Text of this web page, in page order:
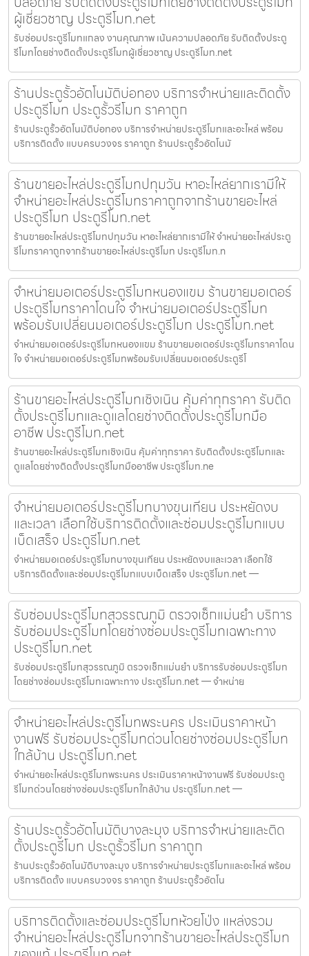
ผู้เชี่ยวชาญ ประตูรีโมท.net
รับซ่อมประตูรีโมทแกลง งานคุณภาพ เน้นความปลอดภัย รับติดตั้งประตู
รีโมทโดยช่างติดตั้งประตูรีโมทผู้เชี่ยวชาญ ประตูรีโมท.net
ร้านประตูรั้วอัตโนมัติบ่อทอง บริการจำหน่ายและติดตั้ง
ประตูรีโมท ประตูรั้วรีโมท ราคาถูก
ร้านประตูรั้วอัตโนมัติบ่อทอง บริการจำหน่ายประตูรีโมทและอะไหล่ พร้อม
บริการติดตั้ง แบบครบวงจร ราคาถูก ร้านประตูรั้วอัตโนมั
ร้านขายอะไหล่ประตูรีโมทปทุมวัน หาอะไหล่ยากเรามีให้
จำหน่ายอะไหล่ประตูรีโมทราคาถูกจากร้านขายอะไหล่
ประตูรีโมท ประตูรีโมท.net
ร้านขายอะไหล่ประตูรีโมทปทุมวัน หาอะไหล่ยากเรามีให้ จำหน่ายอะไหล่ประตู
รีโมทราคาถูกจากร้านขายอะไหล่ประตูรีโมท ประตูรีโมท.n
จำหน่ายมอเตอร์ประตูรีโมทหนองแขม ร้านขายมอเตอร์
ประตูรีโมทราคาโดนใจ จำหน่ายมอเตอร์ประตูรีโมท
พร้อมรับเปลี่ยนมอเตอร์ประตูรีโมท ประตูรีโมท.net
จำหน่ายมอเตอร์ประตูรีโมทหนองแขม ร้านขายมอเตอร์ประตูรีโมทราคาโดน
ใจ จำหน่ายมอเตอร์ประตูรีโมทพร้อมรับเปลี่ยนมอเตอร์ประตูรีโ
ร้านขายอะไหล่ประตูรีโมทเชิงเนิน คุ้มค่าทุกราคา รับติด
ตั้งประตูรีโมทและดูแลโดยช่างติดตั้งประตูรีโมทมือ
อาชีพ ประตูรีโมท.net
ร้านขายอะไหล่ประตูรีโมทเชิงเนิน คุ้มค่าทุกราคา รับติดตั้งประตูรีโมทและ
ดูแลโดยช่างติดตั้งประตูรีโมทมืออาชีพ ประตูรีโมท.ne
จำหน่ายมอเตอร์ประตูรีโมทบางขุนเทียน ประหยัดงบ
และเวลา เลือกใช้บริการติดตั้งและซ่อมประตูรีโมทแบบ
เบ็ดเสร็จ ประตูรีโมท.net
จำหน่ายมอเตอร์ประตูรีโมทบางขุนเทียน ประหยัดงบและเวลา เลือกใช้
บริการติดตั้งและซ่อมประตูรีโมทแบบเบ็ดเสร็จ ประตูรีโมท.net —
รับซ่อมประตูรีโมทสุวรรณภูมิ ตรวจเช็กแม่นยำ บริการ
รับซ่อมประตูรีโมทโดยช่างซ่อมประตูรีโมทเฉพาะทาง
ประตูรีโมท.net
รับซ่อมประตูรีโมทสุวรรณภูมิ ตรวจเช็กแม่นยำ บริการรับซ่อมประตูรีโมท
โดยช่างซ่อมประตูรีโมทเฉพาะทาง ประตูรีโมท.net — จำหน่าย
จำหน่ายอะไหล่ประตูรีโมทพระนคร ประเมินราคาหน้า
งานฟรี รับซ่อมประตูรีโมทด่วนโดยช่างซ่อมประตูรีโมท
ใกล้บ้าน ประตูรีโมท.net
จำหน่ายอะไหล่ประตูรีโมทพระนคร ประเมินราคาหน้างานฟรี รับซ่อมประตู
รีโมทด่วนโดยช่างซ่อมประตูรีโมทใกล้บ้าน ประตูรีโมท.net —
ร้านประตูรั้วอัตโนมัติบางละมุง บริการจำหน่ายและติด
ตั้งประตูรีโมท ประตูรั้วรีโมท ราคาถูก
ร้านประตูรั้วอัตโนมัติบางละมุง บริการจำหน่ายประตูรีโมทและอะไหล่ พร้อม
บริการติดตั้ง แบบครบวงจร ราคาถูก ร้านประตูรั้วอัตโน
บริการติดตั้งและซ่อมประตูรีโมทห้วยโป่ง แหล่งรวม
จำหน่ายอะไหล่ประตูรีโมทจากร้านขายอะไหล่ประตูรีโมท